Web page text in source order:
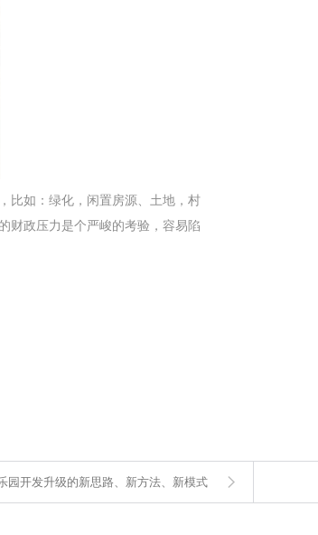
比如：绿化，闲置房源、土地，村
财政压力是个严峻的考验，容易陷
园开发升级的新思路、新方法、新模式